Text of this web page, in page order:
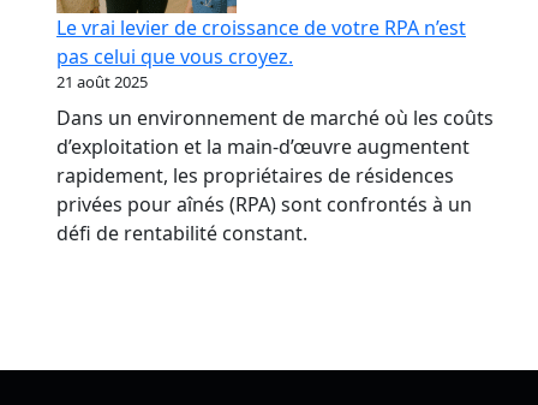
Le vrai levier de croissance de votre RPA n’est
pas celui que vous croyez.
21 août 2025
Dans un environnement de marché où les coûts
d’exploitation et la main-d’œuvre augmentent
rapidement, les propriétaires de résidences
privées pour aînés (RPA) sont confrontés à un
défi de rentabilité constant.